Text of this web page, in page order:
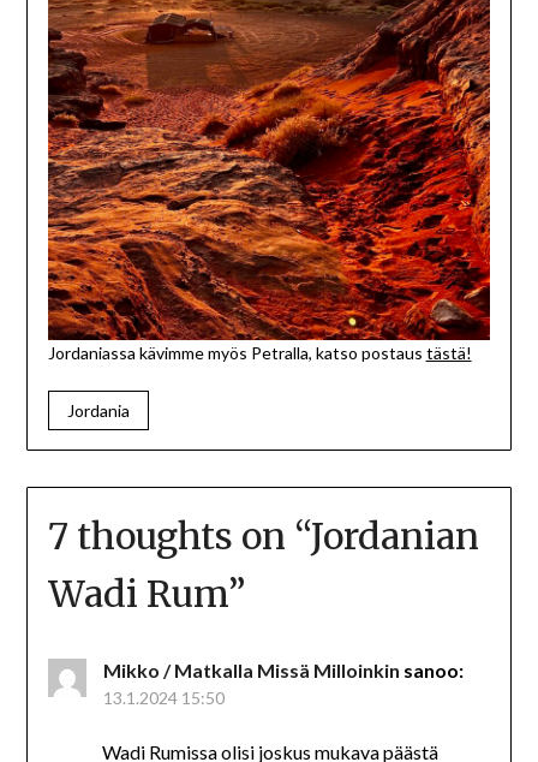
Jordaniassa kävimme myös Petralla, katso postaus tästä!
Jordania
7 thoughts on “Jordanian
Wadi Rum”
Mikko / Matkalla Missä Milloinkin sanoo:
13.1.2024 15:50
Wadi Rumissa olisi joskus mukava päästä